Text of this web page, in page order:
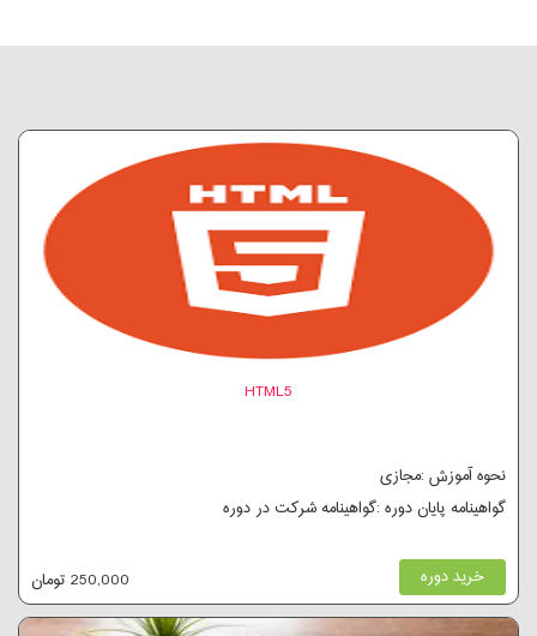
HTML5
نحوه آموزش :مجازی
گواهینامه پایان دوره :گواهینامه شرکت در دوره
خرید دوره 250,000 تومان